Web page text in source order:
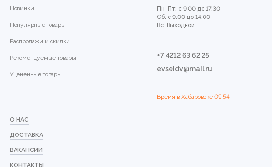
Новинки
Популярные товары
Распродажи и скидки
Рекомендуемые товары
Уцененные товары
О НАС
ДОСТАВКА
ВАКАНСИИ
КОНТАКТЫ
Пн-Пт: с 9:00 до 17:30
Сб: с 9:00 до 14:00
Вс: Выходной
+7 4212 63 62 25
evseidv@mail.ru
Время в Хабаровске 09:54